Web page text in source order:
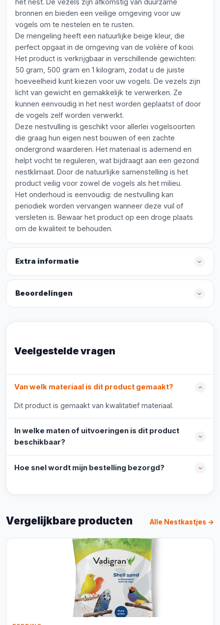
het nest. De vezels zijn afkomstig van duurzame
bronnen en bieden een veilige omgeving voor uw
vogels om te nestelen en te rusten.
De mengeling heeft een natuurlijke beige kleur, die
perfect opgaat in de omgeving van de volière of kooi.
Het product is verkrijgbaar in verschillende gewichten:
50 gram, 500 gram en 1 kilogram, zodat u de juiste
hoeveelheid kunt kiezen voor uw vogels. De vezels zijn
licht van gewicht en gemakkelijk te verwerken. Ze
kunnen eenvoudig in het nest worden geplaatst of door
de vogels zelf worden verwerkt.
Deze nestvulling is geschikt voor allerlei vogelsoorten
die graag hun eigen nest bouwen of een zachte
ondergrond waarderen. Het materiaal is ademend en
helpt vocht te reguleren, wat bijdraagt aan een gezond
nestklimaat. Door de natuurlijke samenstelling is het
product veilig voor zowel de vogels als het milieu.
Het onderhoud is eenvoudig: de nestvulling kan
periodiek worden vervangen wanneer deze vuil of
versleten is. Bewaar het product op een droge plaats
om de kwaliteit te behouden.
Extra informatie
Beoordelingen
Veelgestelde vragen
Van welk materiaal is dit product gemaakt?
Dit product is gemaakt van kwalitatief materiaal.
In welke maten of uitvoeringen is dit product
beschikbaar?
Hoe snel wordt mijn bestelling bezorgd?
Vergelijkbare producten Alle Nestkastjes →